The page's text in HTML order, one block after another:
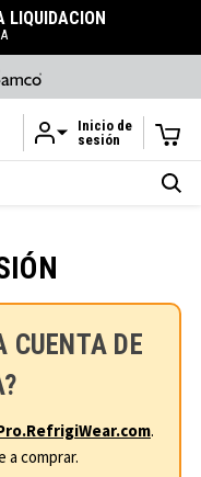
principal
LIQUIDACIÓN
Inicio de
sesión
CUENTA DE
.
a comprar.